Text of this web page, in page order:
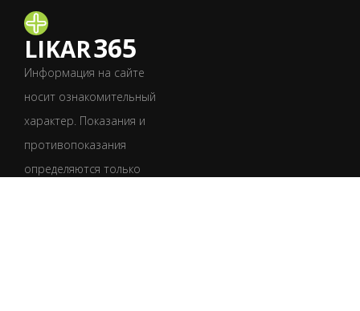
LIKAR365
Информация на сайте
носит ознакомительный
характер. Показания и
противопоказания
определяются только